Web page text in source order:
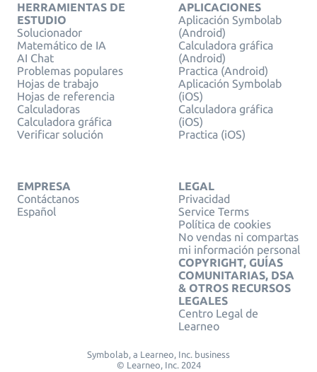
HERRAMIENTAS DE
ESTUDIO
Solucionador
Matemático de IA
AI Chat
Problemas populares
Hojas de trabajo
Hojas de referencia
Calculadoras
Calculadora gráfica
Verificar solución
APLICACIONES
Aplicación Symbolab
(Android)
Calculadora gráfica
(Android)
Practica (Android)
Aplicación Symbolab
(iOS)
Calculadora gráfica
(iOS)
Practica (iOS)
EMPRESA
Contáctanos
Español
LEGAL
Privacidad
Service Terms
Política de cookies
No vendas ni compartas
mi información personal
COPYRIGHT, GUÍAS
COMUNITARIAS, DSA
& OTROS RECURSOS
LEGALES
Centro Legal de
Learneo
Symbolab, a Learneo, Inc. business
© Learneo, Inc. 2024